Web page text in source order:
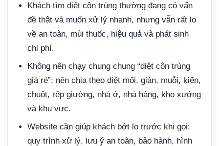
Khách tìm diệt côn trùng thường đang có vấn
đề thật và muốn xử lý nhanh, nhưng vẫn rất lo
về an toàn, mùi thuốc, hiệu quả và phát sinh
chi phí.
Không nên chạy chung chung “diệt côn trùng
giá rẻ”; nên chia theo diệt mối, gián, muỗi, kiến,
chuột, rệp giường, nhà ở, nhà hàng, kho xưởng
và khu vực.
Website cần giúp khách bớt lo trước khi gọi:
quy trình xử lý, lưu ý an toàn, bảo hành, hình